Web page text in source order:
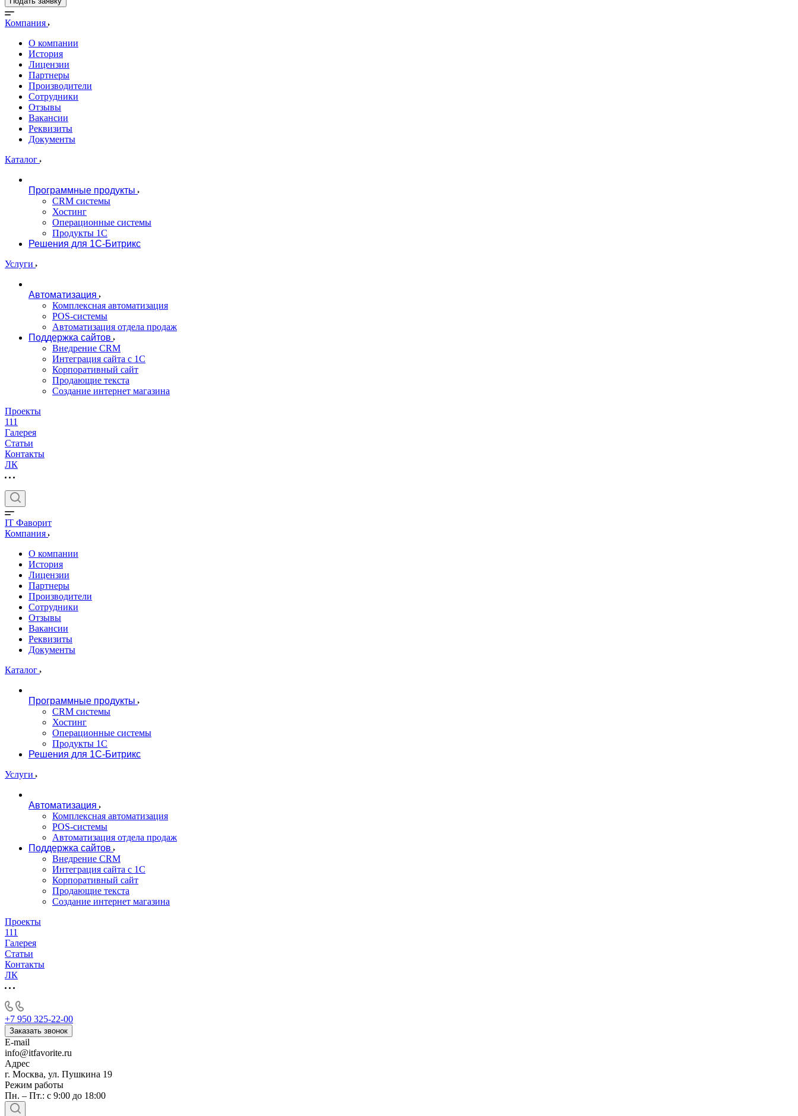
Компания
О компании
История
Лицензии
Партнеры
Производители
Сотрудники
Отзывы
Вакансии
Реквизиты
Документы
Каталог
Программные продукты
CRM системы
Хостинг
Операционные системы
Продукты 1С
Решения для 1С-Битрикс
Услуги
Автоматизация
Комплексная автоматизация
POS-системы
Автоматизация отдела продаж
Поддержка сайтов
Внедрение CRM
Интеграция сайта с 1С
Корпоративный сайт
Продающие текста
Создание интернет магазина
Проекты
111
Галерея
Статьи
Контакты
ЛК
IT Фаворит
Компания
О компании
История
Лицензии
Партнеры
Производители
Сотрудники
Отзывы
Вакансии
Реквизиты
Документы
Каталог
Программные продукты
CRM системы
Хостинг
Операционные системы
Продукты 1С
Решения для 1С-Битрикс
Услуги
Автоматизация
Комплексная автоматизация
POS-системы
Автоматизация отдела продаж
Поддержка сайтов
Внедрение CRM
Интеграция сайта с 1С
Корпоративный сайт
Продающие текста
Создание интернет магазина
Проекты
111
Галерея
Статьи
Контакты
ЛК
+7 950 325-22-00
Заказать звонок
E-mail
info@itfavorite.ru
Адрес
г. Москва, ул. Пушкина 19
Режим работы
Пн. – Пт.: с 9:00 до 18:00